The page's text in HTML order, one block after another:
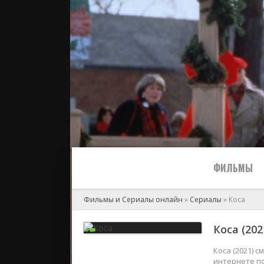
ФИЛЬМЫ
2024
Фильмы и Сериалы онлайн » Сериалы » Коса
Коса
Коса (2021)
интернете